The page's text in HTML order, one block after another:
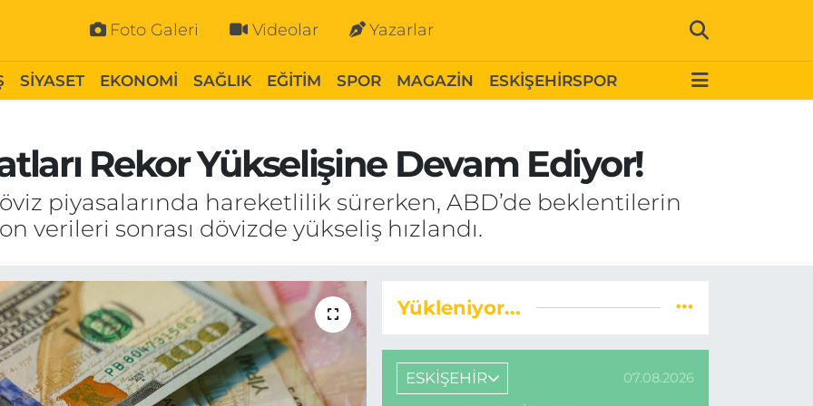
Foto Galeri Videolar Yazarlar
SİYASET EKONOMİ SAĞLIK EĞİTİM SPOR MAGAZİN ESKİŞEHİRSPOR
Rekor Yükselişine Devam Ediyor!
piyasalarında hareketlilik sürerken, ABD’de beklentilerin
verileri sonrası dövizde yükseliş hızlandı.
Yükleniyor...
ESKİŞEHİR 07.08.2026